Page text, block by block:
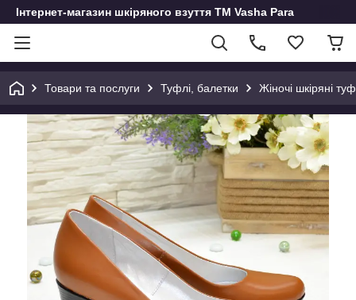
Інтернет-магазин шкіряного взуття ТМ Vasha Para
Товари та послуги Туфлі, балетки Жіночі шкіряні